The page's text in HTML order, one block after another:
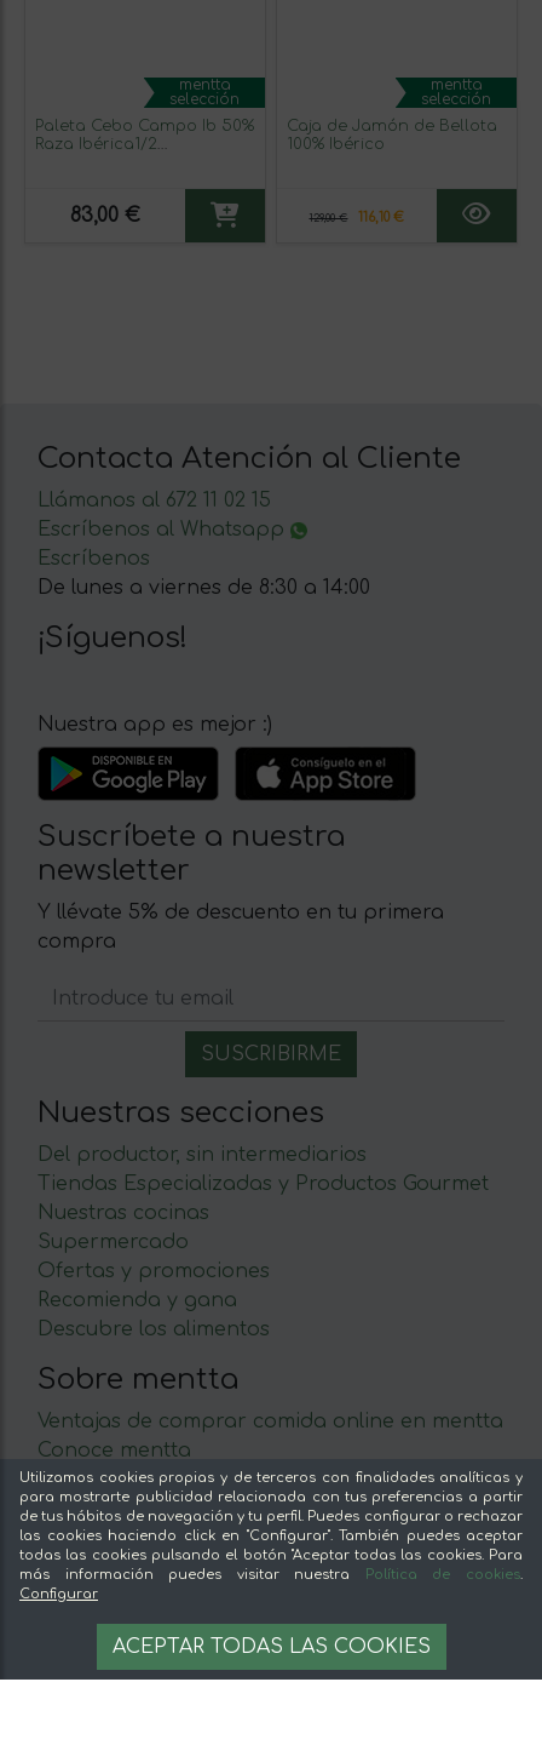
Sin stock
AVÍSAME CUANDO ESTÉ DISPONIBLE
mentta
selección
Paleta Cebo Campo Ib 50%
Raza Ibérica1/2
83,00 €
mentta
selección
Caja de Jamón de Bellota
100% Ibérico
129,00 € 116,10 €
Contacta Atención al Cliente
Llámanos al 672 11 02 15
Escríbenos al Whatsapp
Escríbenos
De lunes a viernes de 8:30 a 14:00
¡Síguenos!
Nuestra app es mejor :)
Suscríbete a nuestra
newsletter
Y llévate 5% de descuento en tu primera
compra
Nuestras secciones
Del productor, sin intermediarios
Tiendas Especializadas y Productos Gourmet
Nuestras cocinas
Supermercado
Ofertas y promociones
Recomienda y gana
Descubre los alimentos
Sobre mentta
Ventajas de comprar comida online en mentta
Conoce mentta
Blog de mentta
Vende en mentta
Fidelización
Preguntas frecuentes
Legal
Aviso legal
Utilizamos cookies propias y de terceros con finalidades analíticas y
para mostrarte publicidad relacionada con tus preferencias a partir
de tus hábitos de navegación y tu perfil. Puedes configurar o rechazar
las cookies haciendo click en "Configurar". También puedes aceptar
todas las cookies pulsando el botón "Aceptar todas las cookies. Para
más información puedes visitar nuestra
Política de cookies.
Configurar
ACEPTAR TODAS LAS COOKIES